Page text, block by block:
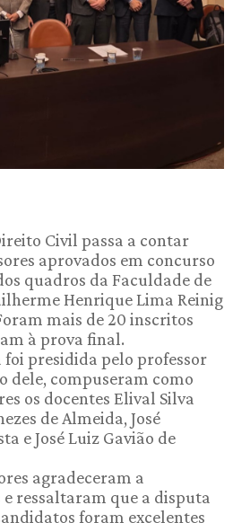
Civil passa a contar
aprovados em concurso
quadros da Faculdade de
Henrique Lima Reinig
mais de 20 inscritos
à prova final.
foi presidida pelo professor
dele, compuseram como
os docentes Elival Silva
de Almeida, José
e José Luiz Gavião de
agradeceram a
ressaltaram que a disputa
foram excelentes